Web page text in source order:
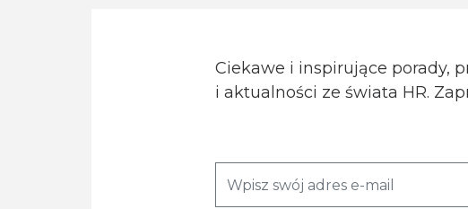
Ciekawe i inspirujące porady,
i aktualności ze świata HR.